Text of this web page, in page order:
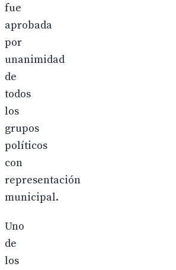
fue
aprobada
por
unanimidad
de
todos
los
grupos
políticos
con
representación
municipal.
Uno
de
los